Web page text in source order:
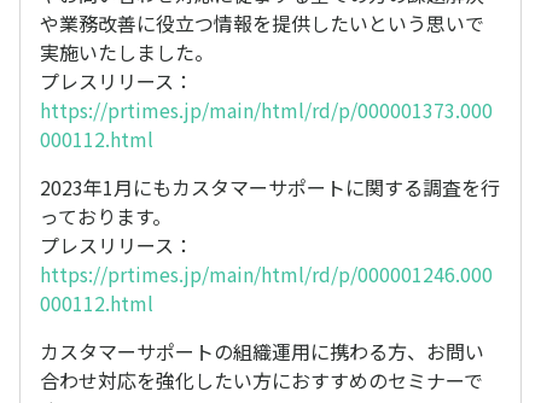
や業務改善に役立つ情報を提供したいという思いで
実施いたしました。
プレスリリース：
https://prtimes.jp/main/html/rd/p/000001373.000
000112.html
2023年1月にもカスタマーサポートに関する調査を行
っております。
プレスリリース：
https://prtimes.jp/main/html/rd/p/000001246.000
000112.html
カスタマーサポートの組織運用に携わる方、お問い
合わせ対応を強化したい方におすすめのセミナーで